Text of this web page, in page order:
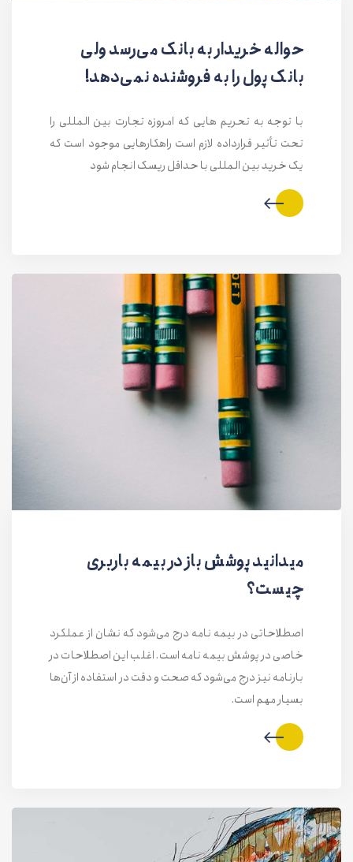
حواله خریدار به بانک می‌رسد ولی
بانک پول را به فروشنده نمی‌دهد!
با توجه به تحریم هایی که امروزه تجارت بین المللی را
تحت تأثیر قرارداده لازم است راهکارهایی موجود است که
یک خرید بین المللی با حداقل ریسک انجام شود
میدانید پوشش باز در بیمه باربری
چیست؟
اصطلاحاتی در بیمه نامه درج می‌شود که نشان از عملکرد
خاصی در پوشش بیمه نامه است. اغلب این اصطلاحات در
بارنامه نیز درج می‌شود که صحت و دقت در استفاده از آن‌ها
بسیار مهم است.